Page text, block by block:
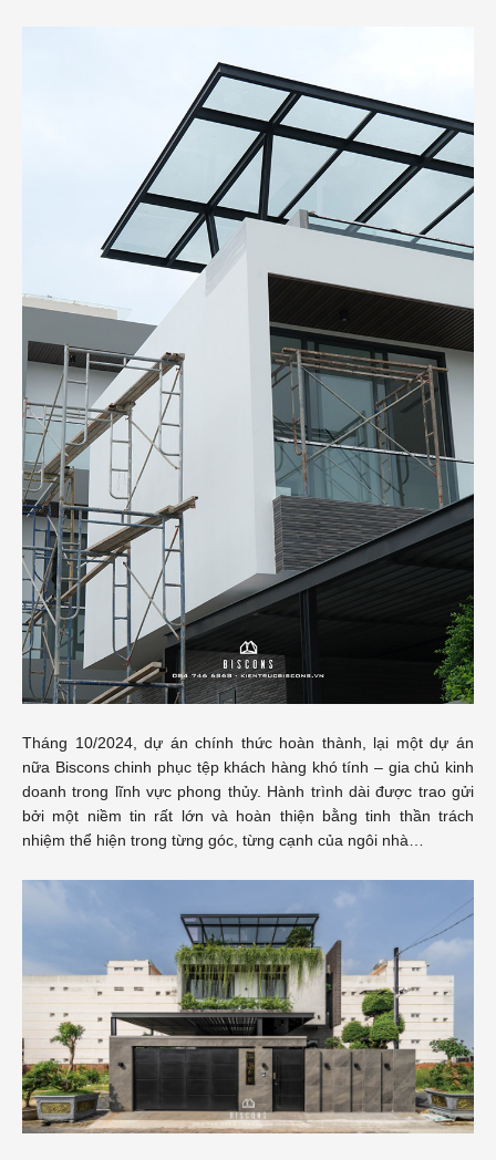
Tháng 10/2024, dự án chính thức hoàn thành, lại một dự án
nữa Biscons chinh phục tệp khách hàng khó tính – gia chủ kinh
doanh trong lĩnh vực phong thủy. Hành trình dài được trao gửi
bởi một niềm tin rất lớn và hoàn thiện bằng tinh thần trách
nhiệm thể hiện trong từng góc, từng cạnh của ngôi nhà…